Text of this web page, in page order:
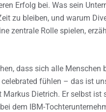
Erfolg bei. Was sein
zu bleiben, und warum
zentrale Rolle spielen,
dass sich alle Menschen
fühlen – das ist
Markus Dietrich. Er selbst ist
dem IBM-